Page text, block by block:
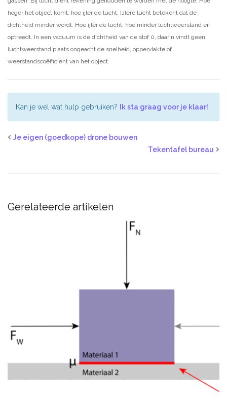
hoger het object komt, hoe ijler de lucht. IJlere lucht betekent dat de
dichtheid minder wordt. Hoe ijler de lucht, hoe minder luchtweerstand er
optreedt. In een vacuum is de dichtheid van de stof 0, daarin vindt geen
luchtweerstand plaats ongeacht de snelheid, oppervlakte of
weerstandscoëfficiënt van het object.
Kan je wel wat hulp gebruiken? Ik sta graag voor je klaar!
Je eigen (goedkope) drone bouwen
Tekentafel bureau
Gerelateerde artikelen